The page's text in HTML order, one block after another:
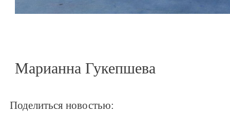
Марианна Гукепшева
Поделиться новостью: